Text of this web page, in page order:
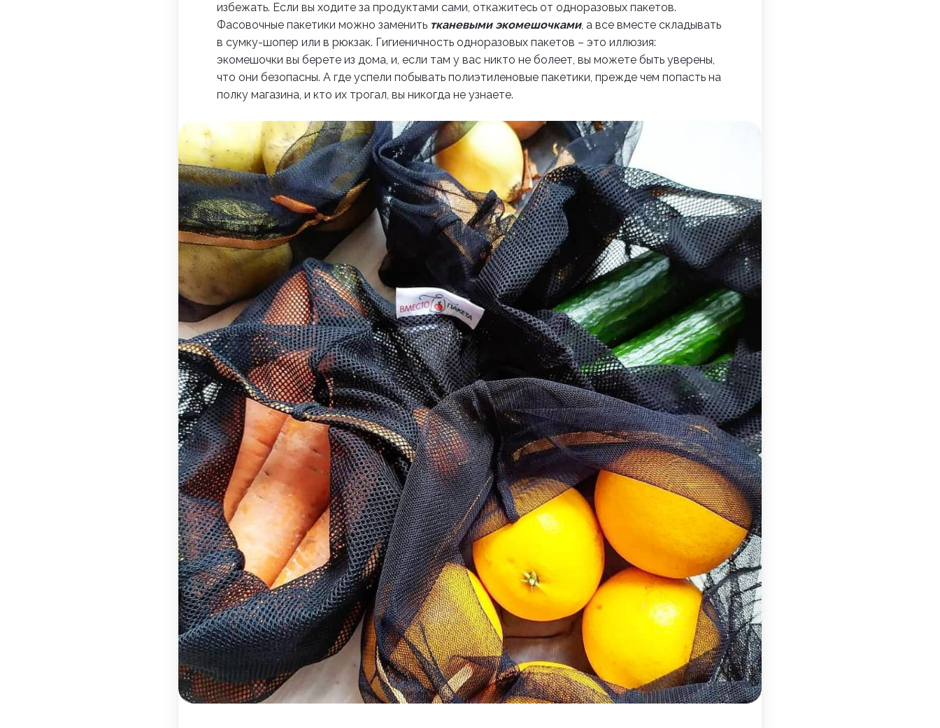
избежать. Если вы ходите за продуктами сами, откажитесь от одноразовых пакетов.
Фасовочные пакетики можно заменить тканевыми экомешочками, а все вместе складывать
в сумку-шопер или в рюкзак. Гигиеничность одноразовых пакетов – это иллюзия:
экомешочки вы берете из дома, и, если там у вас никто не болеет, вы можете быть уверены,
что они безопасны. А где успели побывать полиэтиленовые пакетики, прежде чем попасть на
полку магазина, и кто их трогал, вы никогда не узнаете.